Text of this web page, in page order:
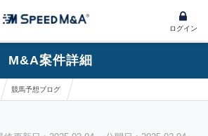
ログイン
M&A案件詳細
競馬予想ブログ